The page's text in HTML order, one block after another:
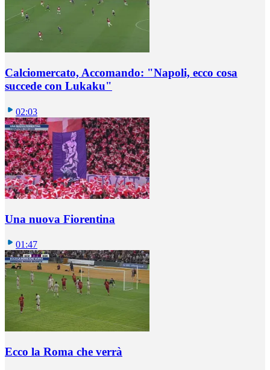
Calciomercato, Accomando: "Napoli, ecco cosa
succede con Lukaku"
02:03
Una nuova Fiorentina
01:47
Ecco la Roma che verrà